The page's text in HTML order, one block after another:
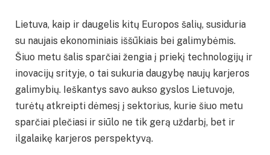
Lietuva, kaip ir daugelis kitų Europos šalių, susiduria
su naujais ekonominiais iššūkiais bei galimybėmis.
Šiuo metu šalis sparčiai žengia į priekį technologijų ir
inovacijų srityje, o tai sukuria daugybę naujų karjeros
galimybių. Ieškantys savo aukso gyslos Lietuvoje,
turėtų atkreipti dėmesį į sektorius, kurie šiuo metu
sparčiai plečiasi ir siūlo ne tik gerą uždarbį, bet ir
ilgalaikę karjeros perspektyvą.